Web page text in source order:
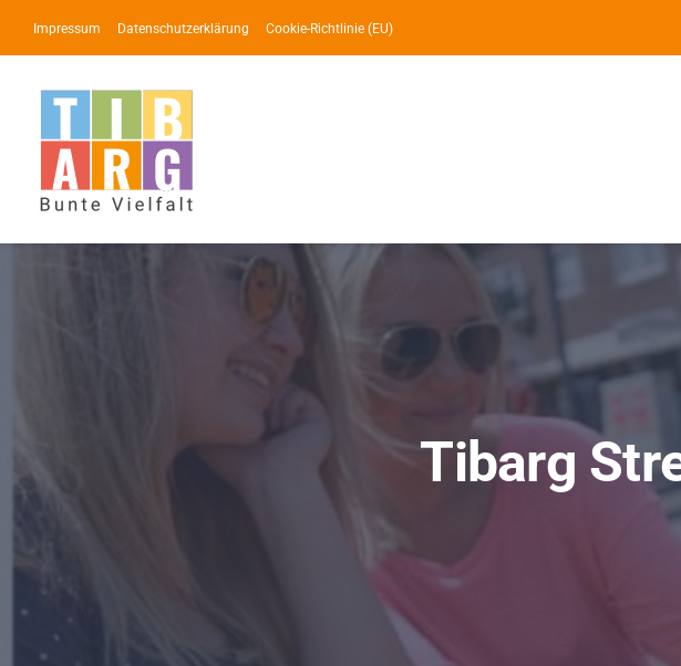
Inhalt
springen
Impressum Datenschutzerklärung Cookie-Richtlinie (EU)
Tibarg